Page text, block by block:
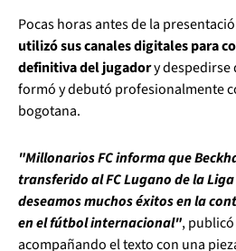
Pocas horas antes de la
utilizó sus canales digitales para
definitiva del jugadory despedirse
formó y debutó profesionalmente
bogotana.
"Millonarios FC informa que
transferido al FC Lugano de la
deseamos muchos éxitos en la
en el fútbol internacional",
acompañando el texto con una